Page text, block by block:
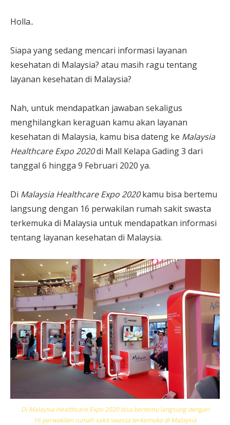
Holla..
Siapa yang sedang mencari informasi layanan
kesehatan di Malaysia? atau masih ragu tentang
layanan kesehatan di Malaysia?
Nah, untuk mendapatkan jawaban sekaligus
menghilangkan keraguan kamu akan layanan
kesehatan di Malaysia, kamu bisa dateng ke Malaysia
Healthcare Expo 2020di Mall Kelapa Gading 3 dari
tanggal 6 hingga 9 Februari 2020 ya.
Di Malaysia Healthcare Expo 2020kamu bisa bertemu
langsung dengan 16 perwakilan rumah sakit swasta
terkemuka di Malaysia untuk mendapatkan informasi
tentang layanan kesehatan di Malaysia.
Di Malaysia Healthcare Expo 2020 bisa bertemu langsung dengan
16 perwakilan rumah sakit swasta terkemuka di Malaysia